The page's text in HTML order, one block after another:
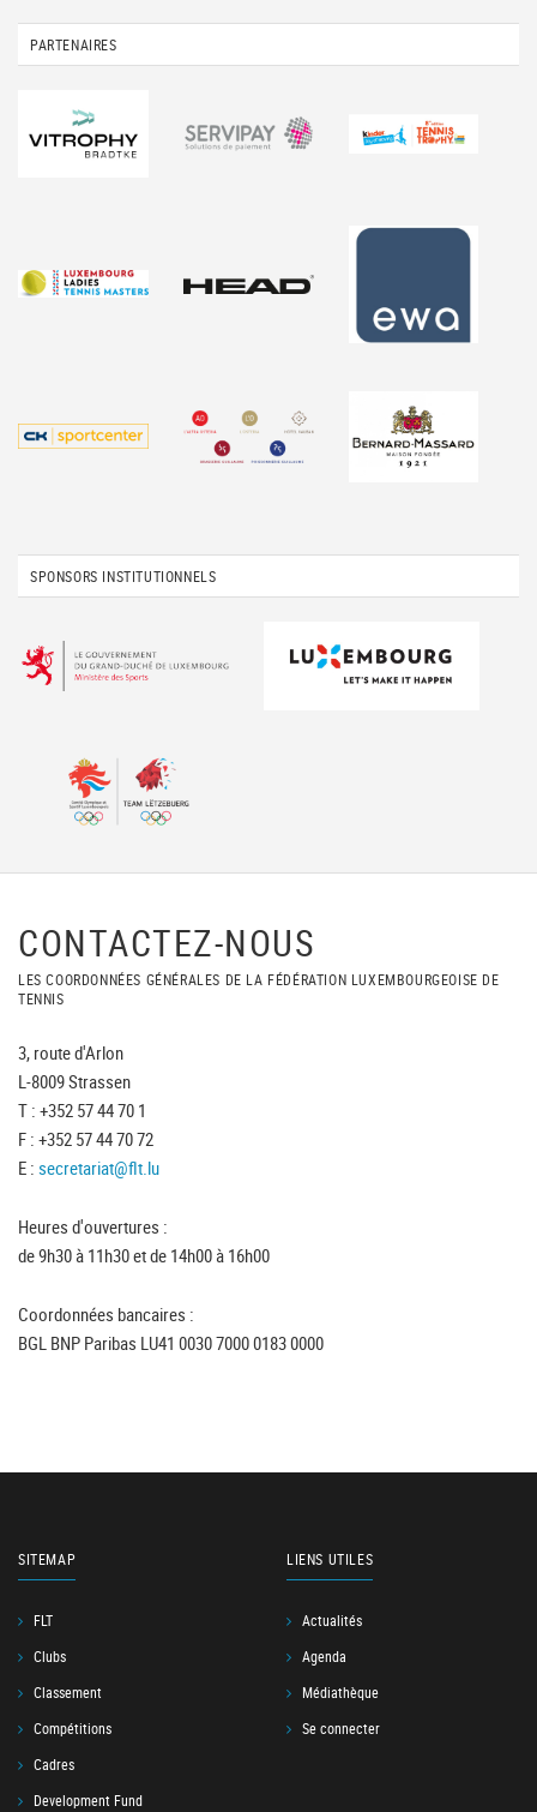
PARTENAIRES
SPONSORS INSTITUTIONNELS
CONTACTEZ-NOUS
LES COORDONNÉES GÉNÉRALES DE LA FÉDÉRATION LUXEMBOURGEOISE DE
TENNIS
3, route d'Arlon
L-8009 Strassen
T : +352 57 44 70 1
F : +352 57 44 70 72
E : secretariat@flt.lu
Heures d'ouvertures :
de 9h30 à 11h30 et de 14h00 à 16h00
Coordonnées bancaires :
BGL BNP Paribas LU41 0030 7000 0183 0000
SITEMAP
FLT
Clubs
Classement
Compétitions
Cadres
Development Fund
LIENS UTILES
Actualités
Agenda
Médiathèque
Se connecter